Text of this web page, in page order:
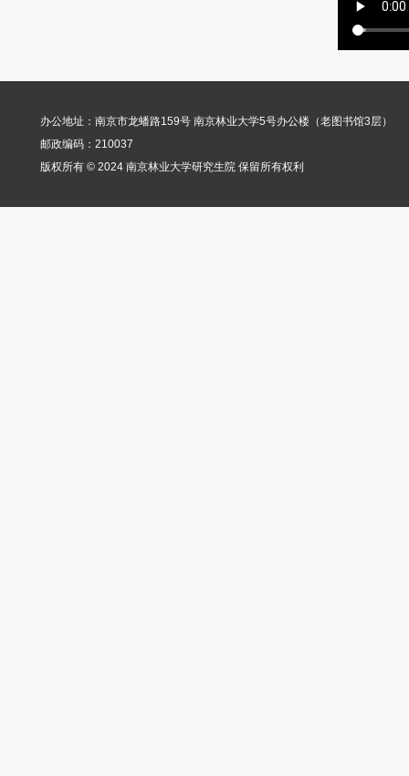
办公地址：南京市龙蟠路159号 南京林业大学5号办公楼（老图书馆3层）
邮政编码：210037
版权所有 © 2024 南京林业大学研究生院 保留所有权利